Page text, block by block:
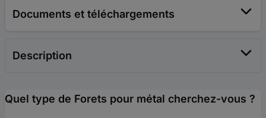
Documents et téléchargements
Description
Quel type de Forets pour métal cherchez-vous ?